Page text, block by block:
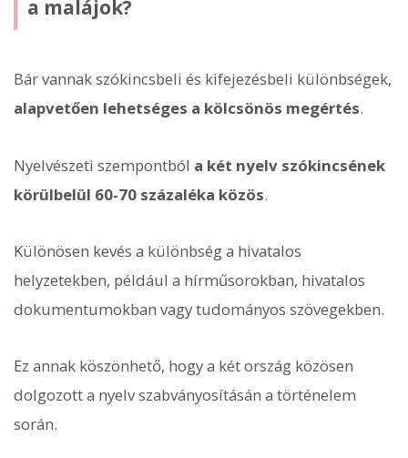
a malájok?
Bár vannak szókincsbeli és kifejezésbeli különbségek,
alapvetően lehetséges a kölcsönös megértés.
Nyelvészeti szempontból a két nyelv szókincsének
körülbelül 60-70 százaléka közös.
Különösen kevés a különbség a hivatalos
helyzetekben, például a hírműsorokban, hivatalos
dokumentumokban vagy tudományos szövegekben.
Ez annak köszönhető, hogy a két ország közösen
dolgozott a nyelv szabványosításán a történelem
során.